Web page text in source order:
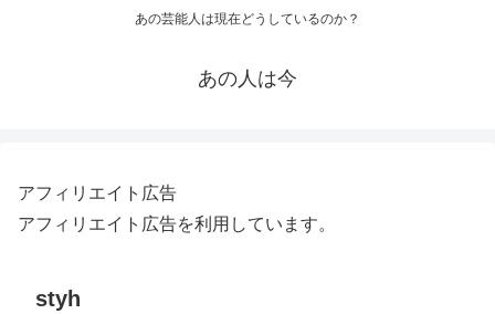
あの芸能人は現在どうしているのか？
あの人は今
アフィリエイト広告
アフィリエイト広告を利用しています。
styh